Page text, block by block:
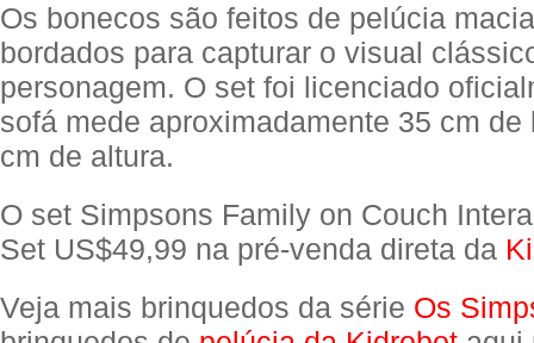
Os bonecos são feitos de pelúcia
bordados para capturar o visual
personagem. O set foi licenciado
sofá mede aproximadamente 35 cm de
cm de altura.
O set Simpsons Family on Couch
Set US$49,99 na pré-venda direta da
Veja mais brinquedos da série Os